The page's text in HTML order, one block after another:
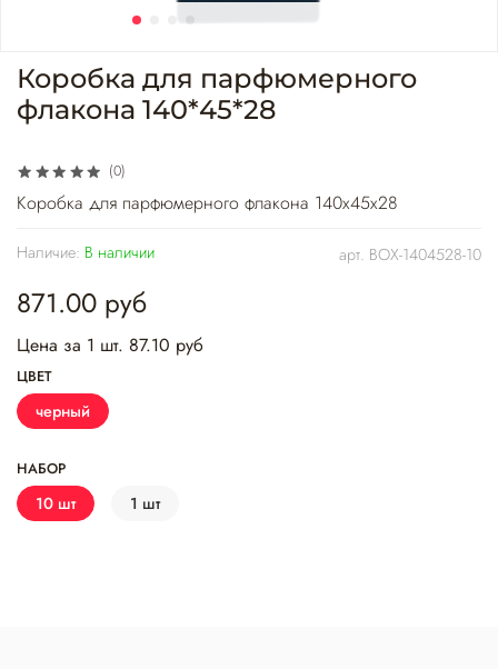
(0)
арт. BOX-1404528-10
Наличие: В наличии
Коробка для парфюмерного
флакона 140*45*28
871.00 руб
Цена за 1 шт. 87.10 руб
ЦВЕТ
черный
НАБОР
10 шт 1 шт
Коробка для парфюмерного флакона 140х45х28